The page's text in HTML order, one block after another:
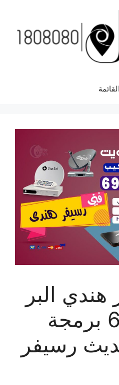
القائمة
البر
69622742 برمجة
رسيفر